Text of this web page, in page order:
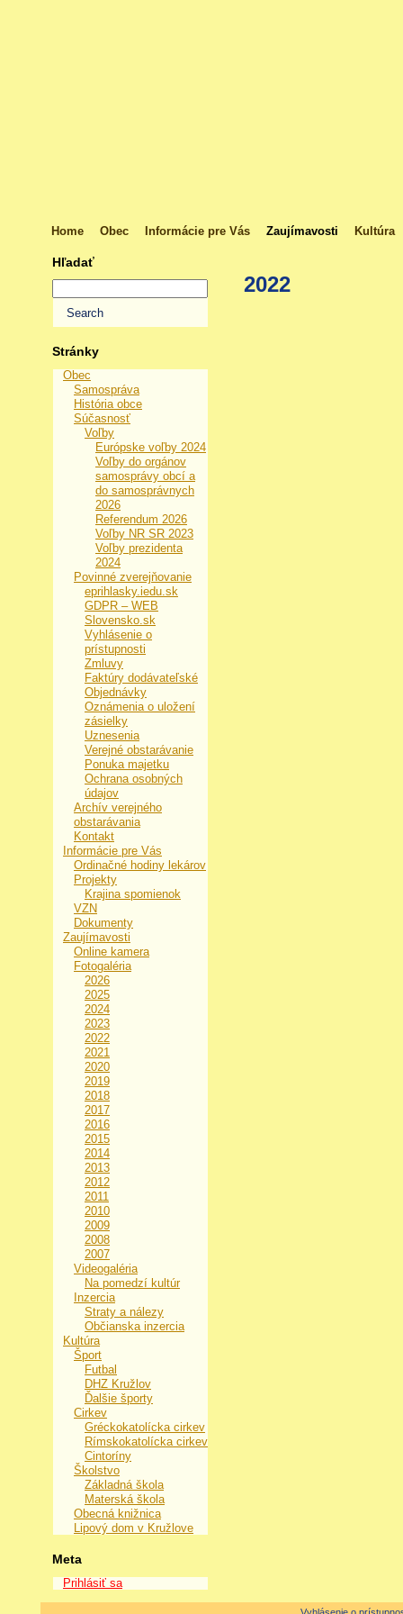
Home Obec Informácie pre Vás Zaujímavosti Kultúra
Hľadať
Stránky
Obec
Samospráva
História obce
Súčasnosť
Voľby
Európske voľby 2024
Voľby do orgánov
samosprávy obcí a
do samosprávnych
2026
Referendum 2026
Voľby NR SR 2023
Voľby prezidenta
2024
Povinné zverejňovanie
eprihlasky.iedu.sk
GDPR – WEB
Slovensko.sk
Vyhlásenie o
prístupnosti
Zmluvy
Faktúry dodávateľské
Objednávky
Oznámenia o uložení
zásielky
Uznesenia
Verejné obstarávanie
Ponuka majetku
Ochrana osobných
údajov
Archív verejného
obstarávania
Kontakt
Informácie pre Vás
Ordinačné hodiny lekárov
Projekty
Krajina spomienok
VZN
Dokumenty
Zaujímavosti
Online kamera
Fotogaléria
2026
2025
2024
2023
2022
2021
2020
2019
2018
2017
2016
2015
2014
2013
2012
2011
2010
2009
2008
2007
Videogaléria
Na pomedzí kultúr
Inzercia
Straty a nálezy
Občianska inzercia
Kultúra
Šport
Futbal
DHZ Kružlov
Ďalšie športy
Cirkev
Gréckokatolícka cirkev
Rímskokatolícka cirkev
Cintoríny
Školstvo
Základná škola
Materská škola
Obecná knižnica
Lipový dom v Kružlove
Meta
Prihlásiť sa
2022